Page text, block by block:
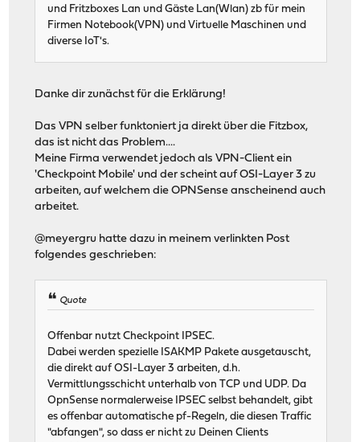
und Fritzboxes Lan und Gäste Lan(Wlan) zb für mein
Firmen Notebook(VPN) und Virtuelle Maschinen und
diverse IoT's.
Danke dir zunächst für die Erklärung!
Das VPN selber funktoniert ja direkt über die Fitzbox,
das ist nicht das Problem....
Meine Firma verwendet jedoch als VPN-Client ein
'Checkpoint Mobile' und der scheint auf OSI-Layer 3 zu
arbeiten, auf welchem die OPNSense anscheinend auch
arbeitet.
@meyergru hatte dazu in meinem verlinkten Post
folgendes geschrieben:
Quote
Offenbar nutzt Checkpoint IPSEC.
Dabei werden spezielle ISAKMP Pakete ausgetauscht,
die direkt auf OSI-Layer 3 arbeiten, d.h.
Vermittlungsschicht unterhalb von TCP und UDP. Da
OpnSense normalerweise IPSEC selbst behandelt, gibt
es offenbar automatische pf-Regeln, die diesen Traffic
"abfangen", so dass er nicht zu Deinen Clients